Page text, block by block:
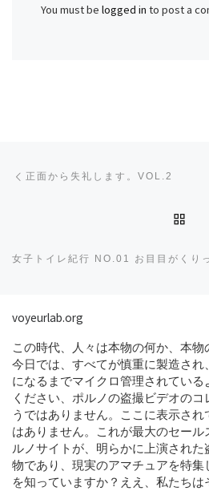
You must belogged in to post a
正面から失礼します。VOL.2
voyeurlab.org
この時代、人々は本物の何か、本物
今日では、すべてが慎重に製造さ
になるまでマイクロ管理されてい
ください、ポルノの盗撮ビデオの
うではありません。ここに表示さ
はありません。これが最大のセー
ルノサイトが、明らかに上演された
物であり、現実のアマチュアを特
を知っていますか？ええ、私たち